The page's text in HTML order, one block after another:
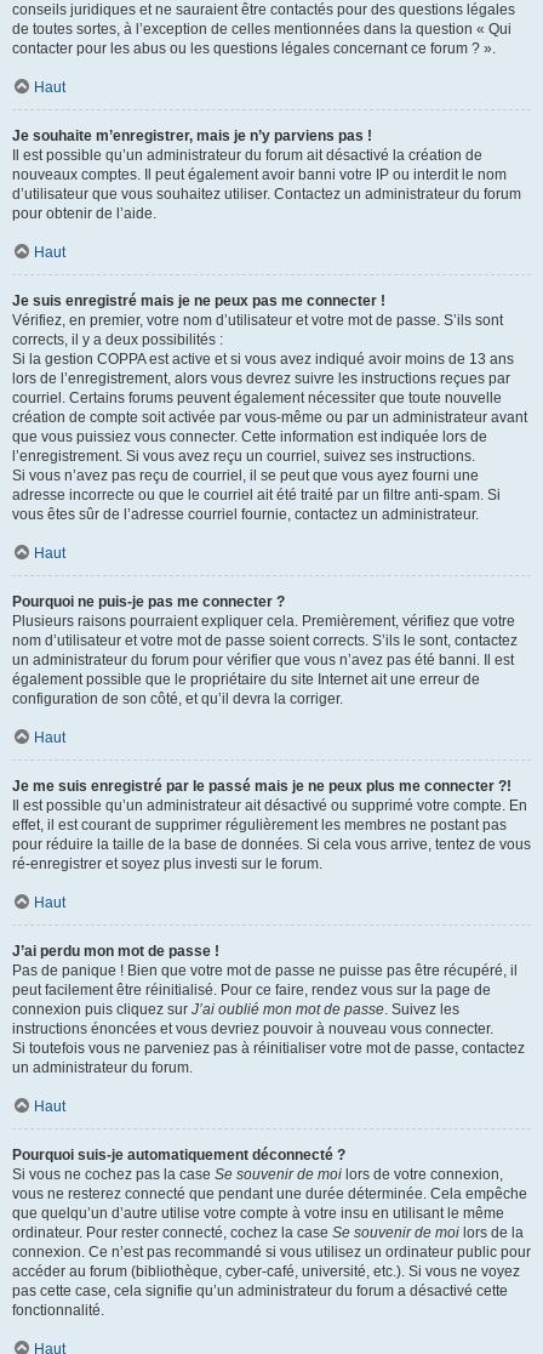
conseils juridiques et ne sauraient être contactés pour des questions légales
de toutes sortes, à l’exception de celles mentionnées dans la question « Qui
contacter pour les abus ou les questions légales concernant ce forum ? ».
Haut
Je souhaite m’enregistrer, mais je n’y parviens pas !
Il est possible qu’un administrateur du forum ait désactivé la création de
nouveaux comptes. Il peut également avoir banni votre IP ou interdit le nom
d’utilisateur que vous souhaitez utiliser. Contactez un administrateur du forum
pour obtenir de l’aide.
Haut
Je suis enregistré mais je ne peux pas me connecter !
Vérifiez, en premier, votre nom d’utilisateur et votre mot de passe. S’ils sont
corrects, il y a deux possibilités :
Si la gestion COPPA est active et si vous avez indiqué avoir moins de 13 ans
lors de l’enregistrement, alors vous devrez suivre les instructions reçues par
courriel. Certains forums peuvent également nécessiter que toute nouvelle
création de compte soit activée par vous-même ou par un administrateur avant
que vous puissiez vous connecter. Cette information est indiquée lors de
l’enregistrement. Si vous avez reçu un courriel, suivez ses instructions.
Si vous n’avez pas reçu de courriel, il se peut que vous ayez fourni une
adresse incorrecte ou que le courriel ait été traité par un filtre anti-spam. Si
vous êtes sûr de l’adresse courriel fournie, contactez un administrateur.
Haut
Pourquoi ne puis-je pas me connecter ?
Plusieurs raisons pourraient expliquer cela. Premièrement, vérifiez que votre
nom d’utilisateur et votre mot de passe soient corrects. S’ils le sont, contactez
un administrateur du forum pour vérifier que vous n’avez pas été banni. Il est
également possible que le propriétaire du site Internet ait une erreur de
configuration de son côté, et qu’il devra la corriger.
Haut
Je me suis enregistré par le passé mais je ne peux plus me connecter ?!
Il est possible qu’un administrateur ait désactivé ou supprimé votre compte. En
effet, il est courant de supprimer régulièrement les membres ne postant pas
pour réduire la taille de la base de données. Si cela vous arrive, tentez de vous
ré-enregistrer et soyez plus investi sur le forum.
Haut
J’ai perdu mon mot de passe !
Pas de panique ! Bien que votre mot de passe ne puisse pas être récupéré, il
peut facilement être réinitialisé. Pour ce faire, rendez vous sur la page de
connexion puis cliquez sur J’ai oublié mon mot de passe. Suivez les
instructions énoncées et vous devriez pouvoir à nouveau vous connecter.
Si toutefois vous ne parveniez pas à réinitialiser votre mot de passe, contactez
un administrateur du forum.
Haut
Pourquoi suis-je automatiquement déconnecté ?
Si vous ne cochez pas la case Se souvenir de moi lors de votre connexion,
vous ne resterez connecté que pendant une durée déterminée. Cela empêche
que quelqu’un d’autre utilise votre compte à votre insu en utilisant le même
ordinateur. Pour rester connecté, cochez la case Se souvenir de moi lors de la
connexion. Ce n’est pas recommandé si vous utilisez un ordinateur public pour
accéder au forum (bibliothèque, cyber-café, université, etc.). Si vous ne voyez
pas cette case, cela signifie qu’un administrateur du forum a désactivé cette
fonctionnalité.
Haut